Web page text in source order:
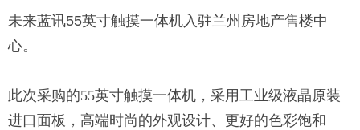
未来蓝讯55英寸触摸一体机入驻兰州房地产售楼中
心。
此次采购的55英寸触摸一体机，采用工业级液晶原装
进口面板，高端时尚的外观设计、更好的色彩饱和